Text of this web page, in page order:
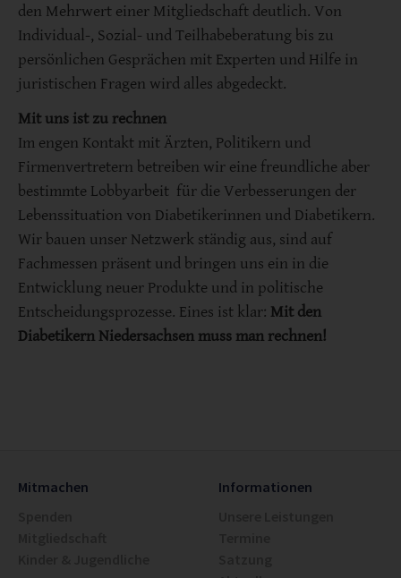
den Mehrwert einer Mitgliedschaft deutlich. Von
Individual-, Sozial- und Teilhabeberatung bis zu
persönlichen Gesprächen mit Experten und Hilfe in
juristischen Fragen wird alles abgedeckt.
Mit uns ist zu rechnen
Im engen Kontakt mit Ärzten, Politikern und
Firmenvertretern betreiben wir eine freundliche aber
bestimmte Lobbyarbeit für die Verbesserungen der
Lebenssituation von Diabetikerinnen und Diabetikern.
Wir bauen unser Netzwerk ständig aus, sind auf
Fachmessen präsent und bringen uns ein in die
Entwicklung neuer Produkte und in politische
Entscheidungsprozesse. Eines ist klar: Mit den
Diabetikern Niedersachsen muss man rechnen!
Mitmachen
Informationen